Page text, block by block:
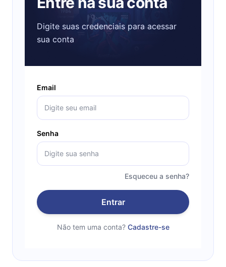
Digite suas credenciais para acessar
sua conta
Email
Senha
Esqueceu a senha?
Entrar
Não tem uma conta? Cadastre-se